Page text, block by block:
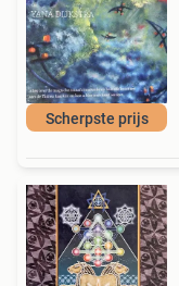
Scherpste prijs